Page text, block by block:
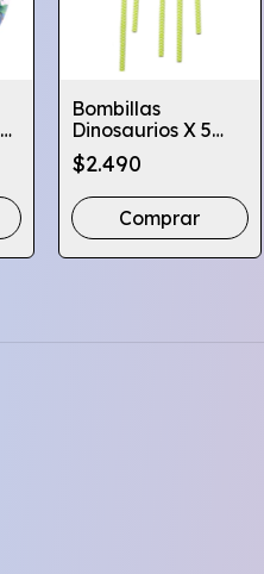
Bombillas
Dinosaurios X 5
Unid Decoración
Cumpleaños
$2.490